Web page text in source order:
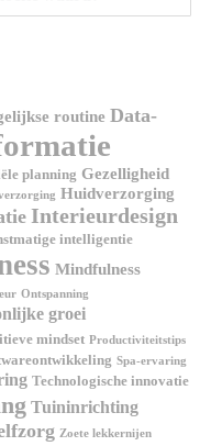
routine Data-
planning Gezelligheid
Huidverzorging
Interieurdesign
intelligentie
Mindfulness
Ontspanning
groei
mindset Productiviteitstips
Spa-ervaring
Technologische innovatie
Tuininrichting
Zoete lekkernijen